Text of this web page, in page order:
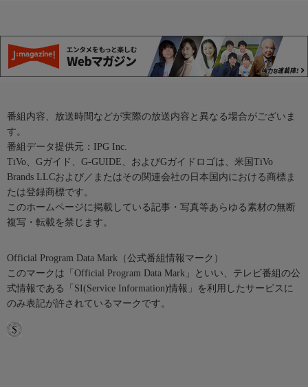
番組内容、放送時間などが実際の放送内容と異なる場合がございま
す。
番組データ提供元：IPG Inc.
TiVo、Gガイド、G-GUIDE、およびGガイドロゴは、米国TiVo
Brands LLCおよび／またはその関連会社の日本国内における商標ま
たは登録商標です。
このホームページに掲載している記事・写真等あらゆる素材の無断
複写・転載を禁じます。
Official Program Data Mark（公式番組情報マーク）
このマークは「Official Program Data Mark」といい、テレビ番組の公
式情報である「SI(Service Information)情報」を利用したサービスに
のみ表記が許されているマークです。